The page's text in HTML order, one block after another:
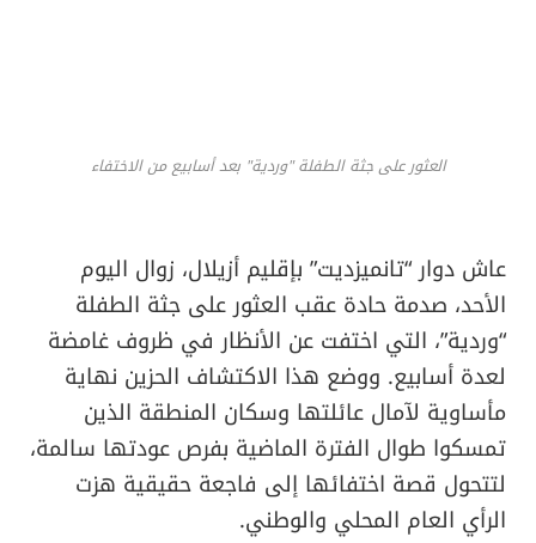
العثور على جثة الطفلة "وردية" بعد أسابيع من الاختفاء
​عاش دوار “تانميزديت” بإقليم أزيلال، زوال اليوم
الأحد، صدمة حادة عقب العثور على جثة الطفلة
“وردية”، التي اختفت عن الأنظار في ظروف غامضة
لعدة أسابيع. ووضع هذا الاكتشاف الحزين نهاية
مأساوية لآمال عائلتها وسكان المنطقة الذين
تمسكوا طوال الفترة الماضية بفرص عودتها سالمة،
لتتحول قصة اختفائها إلى فاجعة حقيقية هزت
الرأي العام المحلي والوطني.